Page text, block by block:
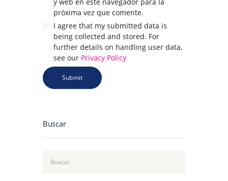
y web en este navegador para la
próxima vez que comente.
I agree that my submitted data is
being collected and stored. For
further details on handling user data,
see our Privacy Policy
Buscar